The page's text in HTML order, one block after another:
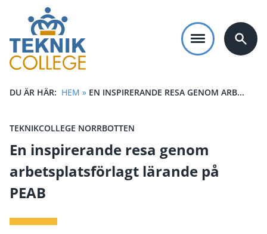
huvudinnehåll
LÄNKSTIG
DU ÄR HÄR: HEM » EN INSPIRERANDE RESA GENOM ARB...
TEKNIKCOLLEGE NORRBOTTEN
En inspirerande resa genom
arbetsplatsförlagt lärande på
PEAB